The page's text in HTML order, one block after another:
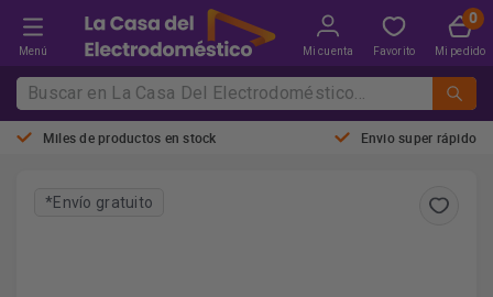
Menú Mi cuenta Favorito Mi pedido
Miles de productos en stock Envio super rápido
*Envío gratuito